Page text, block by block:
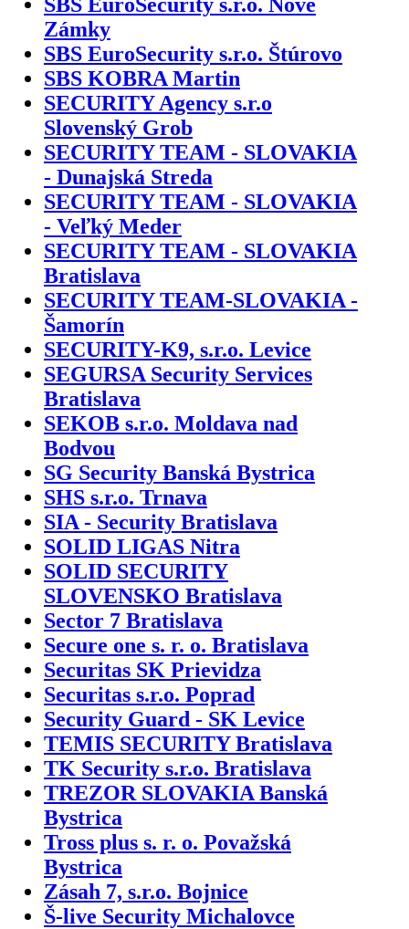
Zámky
SBS EuroSecurity s.r.o. Štúrovo
SBS KOBRA Martin
SECURITY Agency s.r.o
Slovenský Grob
SECURITY TEAM - SLOVAKIA
- Dunajská Streda
SECURITY TEAM - SLOVAKIA
- Veľký Meder
SECURITY TEAM - SLOVAKIA
Bratislava
SECURITY TEAM-SLOVAKIA -
Šamorín
SECURITY-K9, s.r.o. Levice
SEGURSA Security Services
Bratislava
SEKOB s.r.o. Moldava nad
Bodvou
SG Security Banská Bystrica
SHS s.r.o. Trnava
SIA - Security Bratislava
SOLID LIGAS Nitra
SOLID SECURITY
SLOVENSKO Bratislava
Sector 7 Bratislava
Secure one s. r. o. Bratislava
Securitas SK Prievidza
Securitas s.r.o. Poprad
Security Guard - SK Levice
TEMIS SECURITY Bratislava
TK Security s.r.o. Bratislava
TREZOR SLOVAKIA Banská
Bystrica
Tross plus s. r. o. Považská
Bystrica
Zásah 7, s.r.o. Bojnice
Š-live Security Michalovce